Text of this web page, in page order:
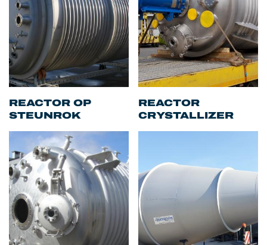
REACTOR OP
STEUNROK
REACTOR
CRYSTALLIZER